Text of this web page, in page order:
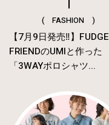
( FASHION )
【7月9日発売‼︎】FUDGE
FRIENDのUMIと作った
「3WAYポロシャツ...